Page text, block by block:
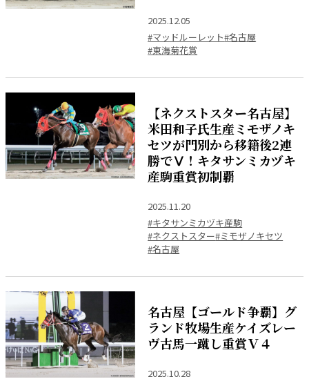
2025.12.05
#マッドルーレット#名古屋
#東海菊花賞
【ネクストスター名古屋】
米田和子氏生産ミモザノキ
セツが門別から移籍後2連
勝でⅤ！キタサンミカヅキ
産駒重賞初制覇
2025.11.20
#キタサンミカヅキ産駒
#ネクストスター#ミモザノキセツ
#名古屋
名古屋【ゴールド争覇】グ
ランド牧場生産ケイズレー
ヴ古馬一蹴し重賞Ｖ４
2025.10.28